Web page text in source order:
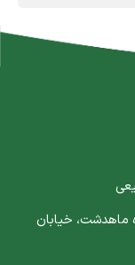
البرز، کرج، کیلومتر 5 جاده ماهدشت، خیابان